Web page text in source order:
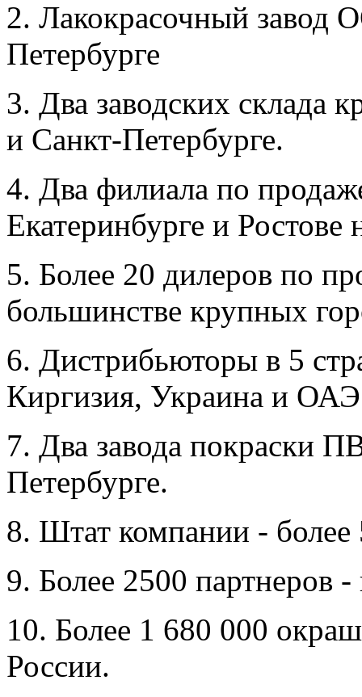
2. Лакокрасочный
Петербурге
3. Два заводских
и Санкт-Петербурге.
4. Два филиала по
Екатеринбурге и Ростове
5. Более 20 дилеров по
большинстве крупных
6. Дистрибьюторы в 5
Киргизия, Украина и
7. Два завода покраски
Петербурге.
8. Штат компании - более
9. Более 2500 партнеров -
10. Более 1 680 000
России.